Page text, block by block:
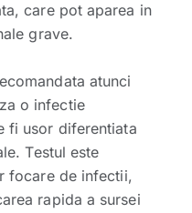
care pot aparea in
grave.
atunci
o infectie
fi usor diferentiata
Testul este
focare de infectii,
rapida a sursei